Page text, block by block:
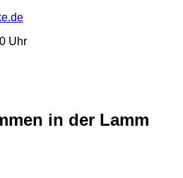
Uhr
in der Lamm